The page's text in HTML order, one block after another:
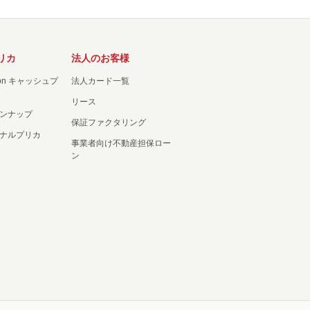
カ
キャッシュプ
ナップ
ルプリカ
法人のお客様
法人カード一覧
リース
保証ファクタリング
事業者向け不動産担保ロー
ン